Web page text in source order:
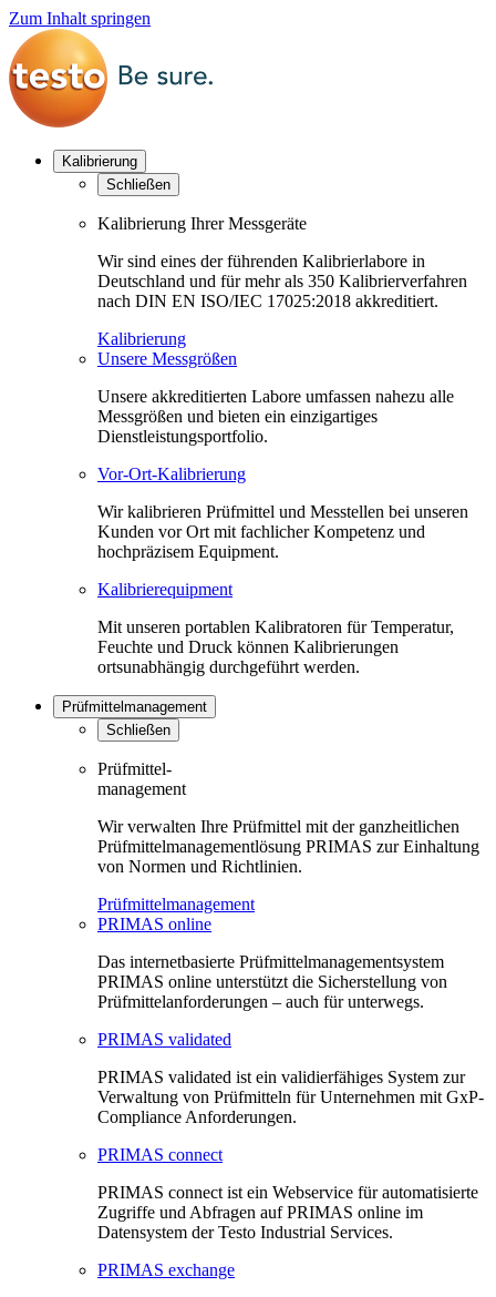
Zum Inhalt springen
Kalibrierung
Schließen
Kalibrierung Ihrer Messgeräte
Wir sind eines der führenden Kalibrierlabore in
Deutschland und für mehr als 350 Kalibrierverfahren
nach DIN EN ISO/IEC 17025:2018 akkreditiert.
Kalibrierung
Unsere Messgrößen
Unsere akkreditierten Labore umfassen nahezu alle
Messgrößen und bieten ein einzigartiges
Dienstleistungsportfolio.
Vor-Ort-Kalibrierung
Wir kalibrieren Prüfmittel und Messtellen bei unseren
Kunden vor Ort mit fachlicher Kompetenz und
hochpräzisem Equipment.
Kalibrierequipment
Mit unseren portablen Kalibratoren für Temperatur,
Feuchte und Druck können Kalibrierungen
ortsunabhängig durchgeführt werden.
Prüfmittelmanagement
Schließen
Prüfmittel-
management
Wir verwalten Ihre Prüfmittel mit der ganzheitlichen
Prüfmittelmanagementlösung PRIMAS zur Einhaltung
von Normen und Richtlinien.
Prüfmittelmanagement
PRIMAS online
Das internetbasierte Prüfmittelmanagementsystem
PRIMAS online unterstützt die Sicherstellung von
Prüfmittelanforderungen – auch für unterwegs.
PRIMAS validated
PRIMAS validated ist ein validierfähiges System zur
Verwaltung von Prüfmitteln für Unternehmen mit GxP-
Compliance Anforderungen.
PRIMAS connect
PRIMAS connect ist ein Webservice für automatisierte
Zugriffe und Abfragen auf PRIMAS online im
Datensystem der Testo Industrial Services.
PRIMAS exchange